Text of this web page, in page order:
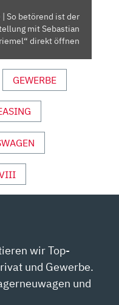
| So betörend ist der
mit Sebastian
direkt öffnen
GEWERBE
wir Top-
und Gewerbe.
und